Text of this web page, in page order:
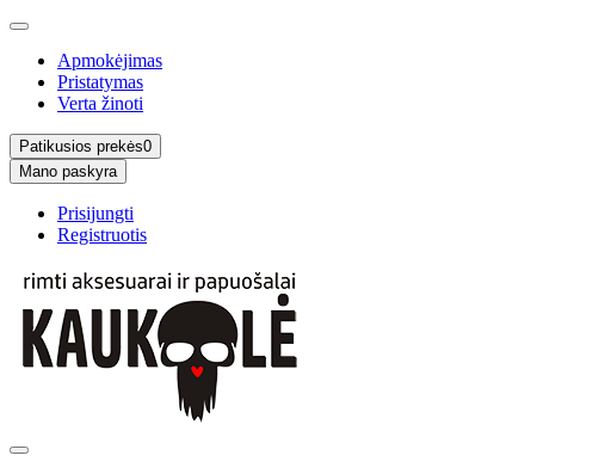
Apmokėjimas
Pristatymas
Verta žinoti
Patikusios prekės0
Mano paskyra
Prisijungti
Registruotis